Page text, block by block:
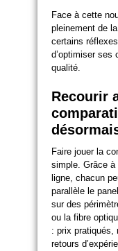
Face à cette
pleinement de
certains
d’optimiser ses
qualité.
Recourir
Faire jouer la
simple. Grâce à
ligne, chacun
parallèle le
sur des
ou la fibre
: prix pratiqués,
retours